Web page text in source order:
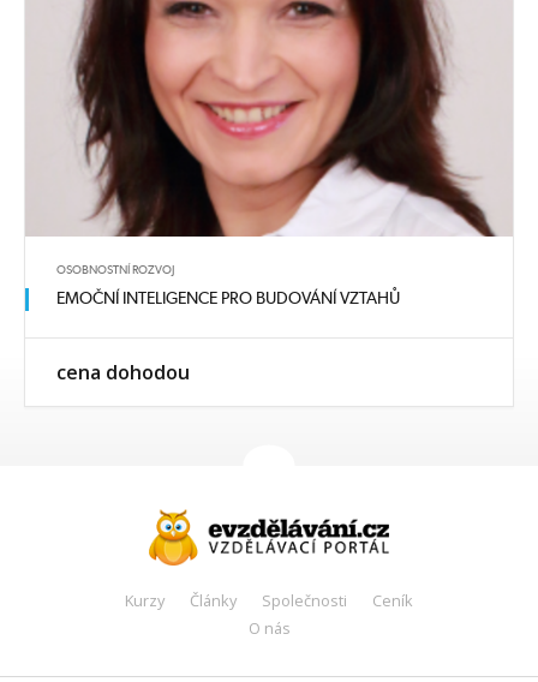
OSOBNOSTNÍ ROZVOJ
EMOČNÍ INTELIGENCE PRO BUDOVÁNÍ VZTAHŮ
cena dohodou
Kurzy Články Společnosti
Ceník
O nás